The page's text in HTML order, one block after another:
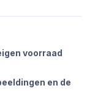
voorraad
en de